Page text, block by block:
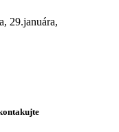
29.januára,